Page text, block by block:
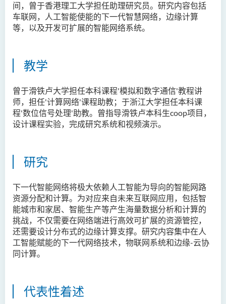
间，曾于香港理工大学担任助理研究员。研究内容包括
车联网，人工智能使能的下一代智慧网络，边缘计算
等，以及开发可扩展的智能网络系统。
教学
曾于滑铁卢大学担任本科课程'模拟和数字通信'教程讲
师，担任'计算网络'课程助教；于浙江大学担任本科课
程'数位信号处理'助教。曾指导滑铁卢本科生coop项目，
设计课程实验，完成研究系统和视频演示。
研究
下一代智能网络将极大依赖人工智能为导向的智能网路
资源分配和计算。为对应来自未来互联网应用，包括智
能城市和家居、智能生产等产生海量数据分析和计算的
挑战，不仅需要在网络端进行高效可扩展的资源管控，
还需要设计分布式的边缘计算支撑。研究内容集中在人
工智能赋能的下一代网络技术，物联网系统和边缘-云协
同计算。
代表性着述